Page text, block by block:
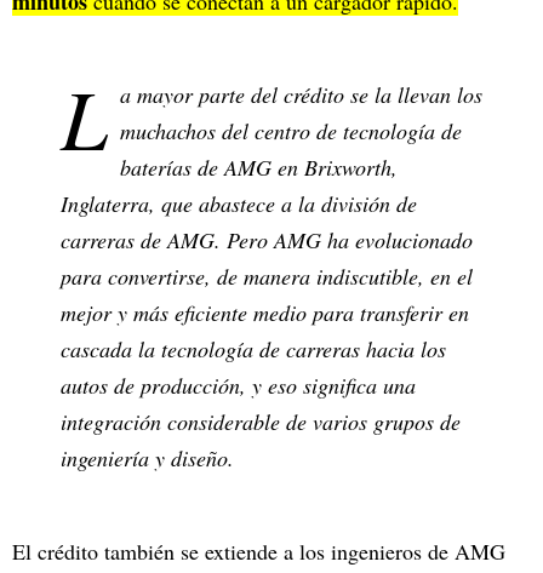
L a mayor parte del crédito se la llevan los
muchachos del centro de tecnología de
baterías de AMG en Brixworth,
Inglaterra, que abastece a la división de
carreras de AMG. Pero AMG ha evolucionado
para convertirse, de manera indiscutible, en el
mejor y más eficiente medio para transferir en
cascada la tecnología de carreras hacia los
autos de producción, y eso significa una
integración considerable de varios grupos de
ingeniería y diseño.
El crédito también se extiende a los ingenieros de AMG